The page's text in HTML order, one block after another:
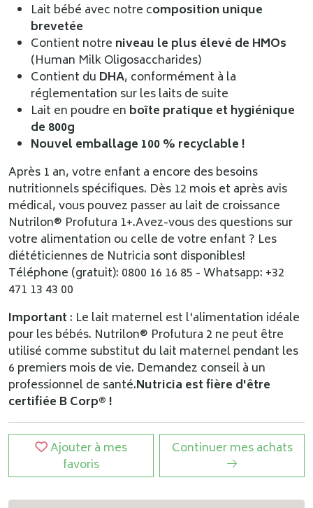
Lait bébé avec notre composition unique
brevetée
Contient notre niveau le plus élevé de HMOs
(Human Milk Oligosaccharides)
Contient du DHA, conformément à la
réglementation sur les laits de suite
Lait en poudre en boîte pratique et hygiénique
de 800g
Nouvel emballage 100 % recyclable !
Après 1 an, votre enfant a encore des besoins
nutritionnels spécifiques. Dès 12 mois et après avis
médical, vous pouvez passer au lait de croissance
Nutrilon® Profutura 1+.Avez-vous des questions sur
votre alimentation ou celle de votre enfant ? Les
diététiciennes de Nutricia sont disponibles!
Téléphone (gratuit): 0800 16 16 85 - Whatsapp: +32
471 13 43 00
Important : Le lait maternel est l'alimentation idéale
pour les bébés. Nutrilon® Profutura 2 ne peut être
utilisé comme substitut du lait maternel pendant les
6 premiers mois de vie. Demandez conseil à un
professionnel de santé.Nutricia est fière d'être
certifiée B Corp® !
Ajouter à mes
favoris
Continuer mes achats